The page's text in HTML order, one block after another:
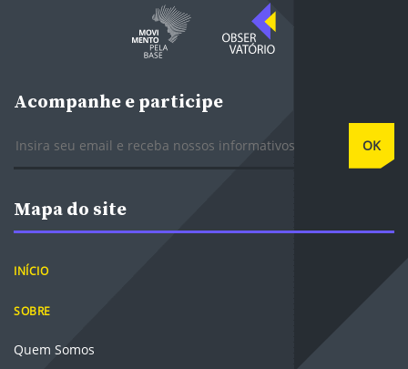
Acompanhe e participe
OK
Mapa do site
INÍCIO
SOBRE
Quem Somos